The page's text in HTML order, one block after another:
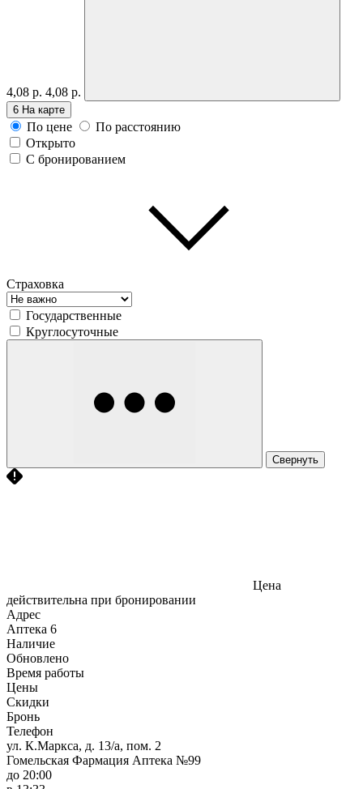
4,08 р. 4,08 р.
6 На карте
По цене
По расстоянию
Открыто
С бронированием
Страховка
Государственные
Круглосуточные
Свернуть
Цена
действительна при бронировании
Адрес
Аптека 6
Наличие
Обновлено
Время работы
Цены
Скидки
Бронь
Телефон
ул. К.Маркса, д. 13/а, пом. 2
Гомельская Фармация Аптека №99
до 20:00